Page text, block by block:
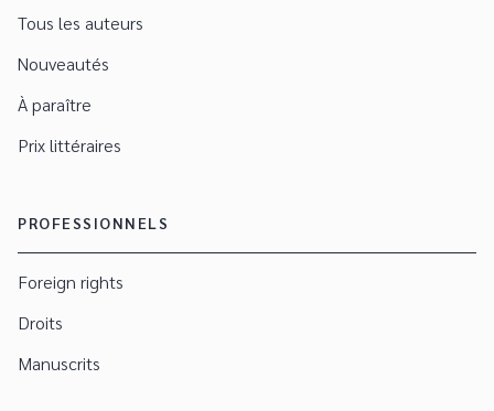
Tous les auteurs
Nouveautés
À paraître
Prix littéraires
PROFESSIONNELS
Foreign rights
Droits
Manuscrits